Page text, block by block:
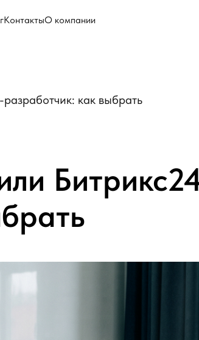
КонтактыО компании
как выбрать